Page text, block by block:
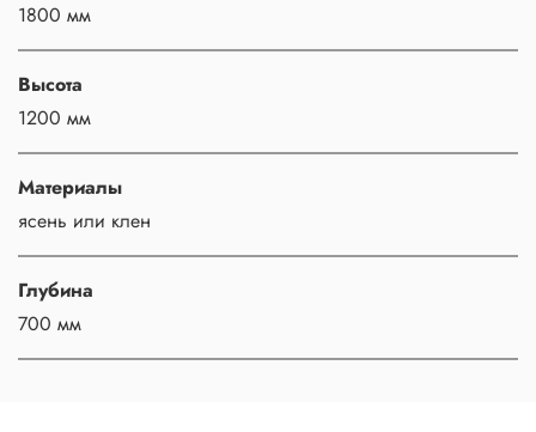
1800 мм
Высота
1200 мм
Материалы
ясень или клен
Глубина
700 мм